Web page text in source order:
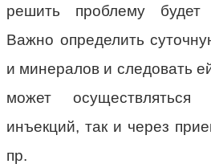
решить проблему будет
Важно определить
и минералов и следовать
может
инъекций, так и через
пр.